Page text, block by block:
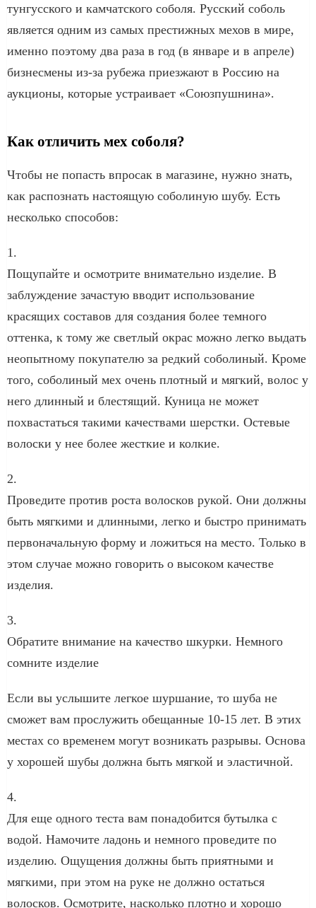
тунгусского и камчатского соболя. Русский соболь
является одним из самых престижных мехов в мире,
именно поэтому два раза в год (в январе и в апреле)
бизнесмены из-за рубежа приезжают в Россию на
аукционы, которые устраивает «Союзпушнина».
Как отличить мех соболя?
Чтобы не попасть впросак в магазине, нужно знать,
как распознать настоящую соболиную шубу. Есть
несколько способов:
1.
Пощупайте и осмотрите внимательно изделие. В
заблуждение зачастую вводит использование
красящих составов для создания более темного
оттенка, к тому же светлый окрас можно легко выдать
неопытному покупателю за редкий соболиный. Кроме
того, соболиный мех очень плотный и мягкий, волос у
него длинный и блестящий. Куница не может
похвастаться такими качествами шерстки. Остевые
волоски у нее более жесткие и колкие.
2.
Проведите против роста волосков рукой. Они должны
быть мягкими и длинными, легко и быстро принимать
первоначальную форму и ложиться на место. Только в
этом случае можно говорить о высоком качестве
изделия.
3.
Обратите внимание на качество шкурки. Немного
сомните изделие
Если вы услышите легкое шуршание, то шуба не
сможет вам прослужить обещанные 10-15 лет. В этих
местах со временем могут возникать разрывы. Основа
у хорошей шубы должна быть мягкой и эластичной.
4.
Для еще одного теста вам понадобится бутылка с
водой. Намочите ладонь и немного проведите по
изделию. Ощущения должны быть приятными и
мягкими, при этом на руке не должно остаться
волосков. Осмотрите, насколько плотно и хорошо